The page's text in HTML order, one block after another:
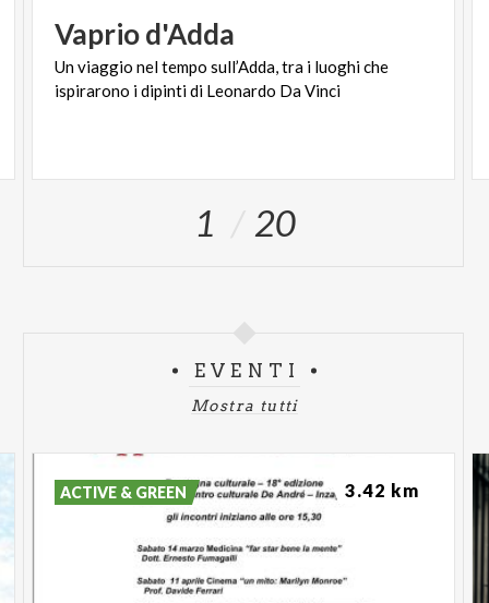
Vapriod'Adda
Unviaggio neltempo sull’Adda,tra i luoghiche
ispirarono idipintidi Leonardo DaVinci
1 20
EVENTI
Mostra tutti
ACTIVE & GREEN 3.42 km